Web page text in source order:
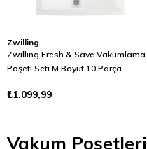
Zwilling
Zwilling Fresh & Save Vakumlama
Poşeti Seti M Boyut 10 Parça
₺1.099,99
Vakum Poşetleri